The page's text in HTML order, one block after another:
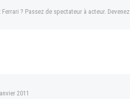
? Passez de spectateur à acteur. Devenez
2011